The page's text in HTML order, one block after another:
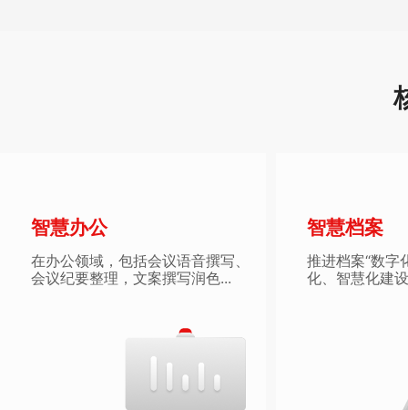
智慧办公
在办公领域，包括会议语音撰写、
会议纪要整理，文案撰写润色...
智慧档案
推进档案“数字
化、智慧化建设